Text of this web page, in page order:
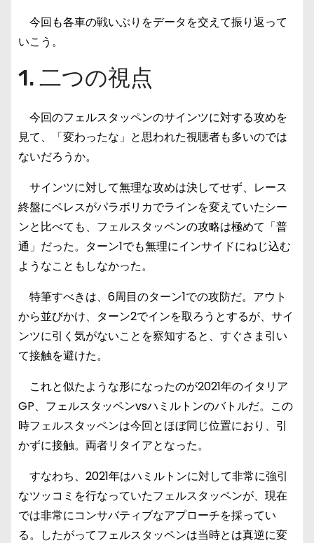
今回も各車の戦いぶりをデータを交えて振り返って
いこう。
1. 二つの視点
今回のフェルスタッペンのサインツに対する攻めを
見て、「変わったな」と思われた視聴者も多いのでは
ないだろうか。
サインツに対して無理な攻めは決してせず、レース
終盤にペレスがパラボリカでラインを変えていたシー
ンと比べても、フェルスタッペンの攻略は極めて「普
通」だった。ターン1でも無理にインサイドにねじ込む
ようなこともしなかった。
特筆すべきは、6周目のターン1での攻防だ。アウト
から並びかけ、ターン2でインを取ろうとするが、サイ
ンツに引く気がないことを察知すると、すぐさま引い
て接触を避けた。
これと似たような形になったのが2021年のイタリア
GP、フェルスタッペンvsハミルトンのバトルだ。この
時フェルスタッペンは今回とほぼ同じ位置におり、引
かずに接触。両者リタイアとなった。
すなわち、2021年はハミルトンに対して非常に強引
なツッコミを行なっていたフェルスタッペンが、現在
では非常にコンサバティブなアプローチを採ってい
る。したがってフェルスタッペンは当時とは真逆に変